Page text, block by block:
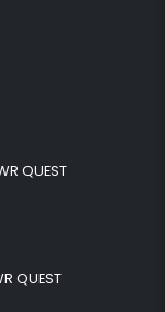
QUEST
QUEST